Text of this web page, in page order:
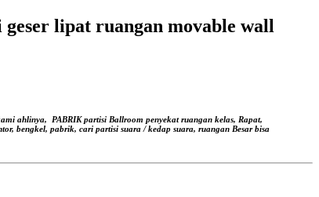
lipat ruangan movable wall
ahlinya,
PABRIK partisi Ballroom penyekat ruangan kelas, Rapat,
bengkel, pabrik, cari partisi suara / kedap suara, ruangan Besar bisa